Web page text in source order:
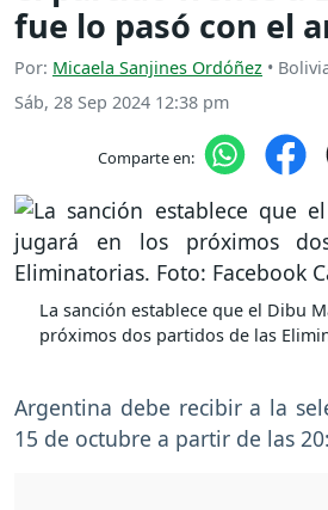
fue lo pasó con el
Por: Micaela Sanjines Ordóñez •
Sáb, 28 Sep 2024 12:38 pm
Comparte en:
La sanción establece que el Dibu
próximos dos partidos de las
Argentina debe recibir a la
15 de octubre a partir de las